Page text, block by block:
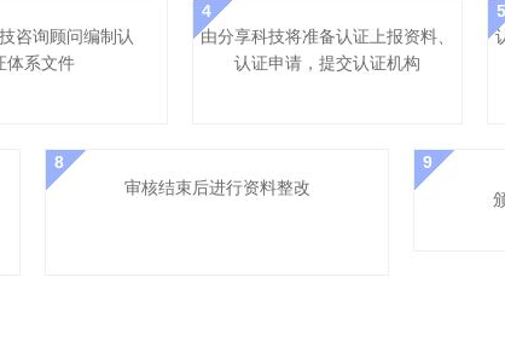
咨询顾问编制认
体系文件
由分享科技将准备认证上报资料、
认证申请，提交认证机构
4
5
审核结束后进行资料整改
8
9